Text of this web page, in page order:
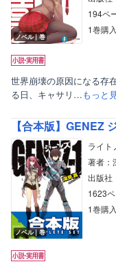
ノベル｜巻
194ペ
1巻購
世界崩壊の原因になる存
る日、キャサリ…もっと
【合本版】GENEZ
ノベル｜巻
ライト
著者：
出版社
1623
1巻購